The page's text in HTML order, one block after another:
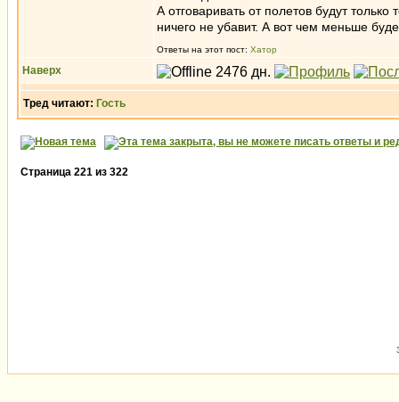
А отговаривать от полетов будут
ничего не убавит. А вот чем меньше
Ответы на этот пост: Хатор
Наверх
Тред читают: Гость
Страница 221 из 322